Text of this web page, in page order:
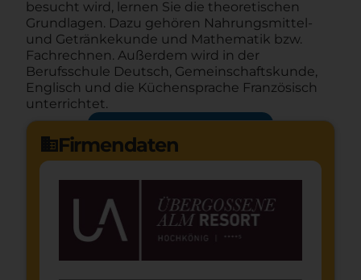
besucht wird, lernen Sie die theoretischen
Grundlagen. Dazu gehören Nahrungsmittel-
und Getränkekunde und Mathematik bzw.
Fachrechnen. Außerdem wird in der
Berufsschule Deutsch, Gemeinschaftskunde,
Englisch und die Küchensprache Französisch
unterrichtet.
domainFirmendaten